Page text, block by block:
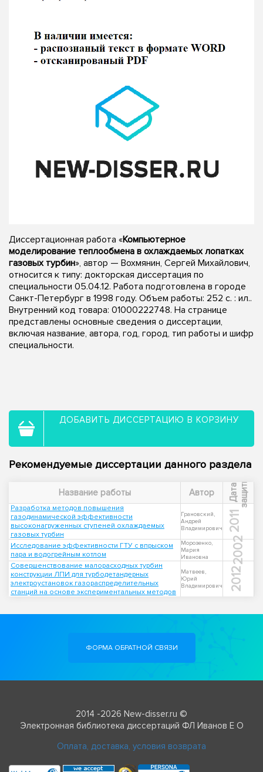
Диссертационная работа «Компьютерное
моделирование теплообмена в охлаждаемых лопатках
газовых турбин», автор — Вохмянин, Сергей Михайлович,
относится к типу: докторская диссертация по
специальности 05.04.12. Работа подготовлена в городе
Санкт-Петербург в 1998 году. Объем работы: 252 с. : ил..
Внутренний код товара: 01000222748. На странице
представлены основные сведения о диссертации,
включая название, автора, год, город, тип работы и шифр
специальности.
ДОБАВИТЬ ДИССЕРТАЦИЮ В КОРЗИНУ
Рекомендуемые диссертации данного раздела
Название работы Автор Д
а
т
а
з
а
щ
и
т ы
Разработка методов повышения
газодинамической эффективности
высоконагруженных ступеней охлаждаемых
газовых турбин
Грановский,
Андрей
Владимирович
2011
Исследование эффективности ГТУ с впрыском
пара и водогрейным котлом
Морозенко,
Мария
Ивановна
2002
Совершенствование малорасходных турбин
конструкции ЛПИ для турбодетандерных
электроустановок газораспределительных
станций на основе экспериментальных методов
Матвеев,
Юрий
Владимирович
2012
ФОРМА ОБРАТНОЙ СВЯЗИ
2014 -2026 New-disser.ru ©
Электронная библиотека диссертаций ФЛ Иванов Е О
Оплата, доставка, условия возврата